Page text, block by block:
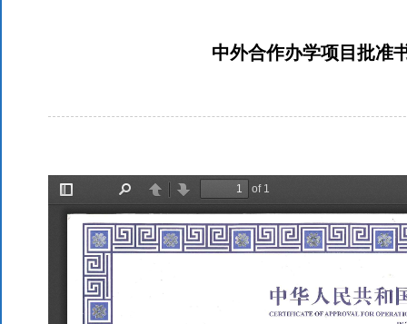
中外合作办学项目批